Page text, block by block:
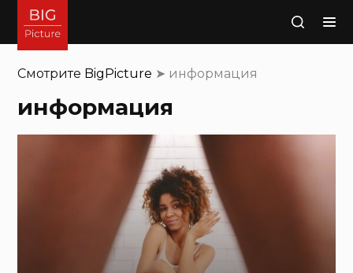
Поиск
Смотрите BigPicture ➤ информация
информация